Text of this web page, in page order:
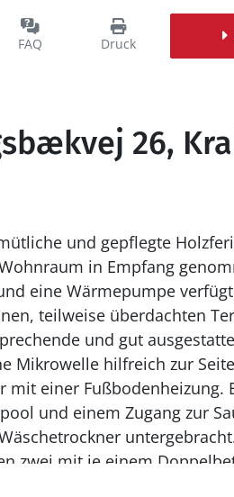
FAQ Druck
26,
und gepflegte
in Empfang
eine Wärmepumpe
teilweise überdachten
und gut
Mikrowelle hilfreich zur
einer Fußbodenheizung.
und einem Zugang zur
zwei mit je einem
zwei Einzelbetten für Sie